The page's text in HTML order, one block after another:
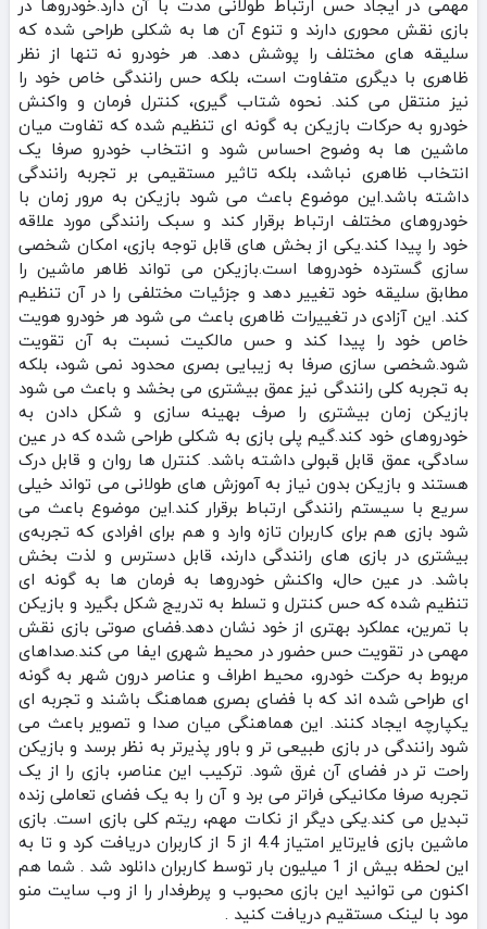
بازی نقش محوری دارند و تنوع آن‌ ها به شکلی طراحی شده که
سلیقه‌ های مختلف را پوشش دهد. هر خودرو نه‌ تنها از نظر
ظاهری با دیگری متفاوت است، بلکه حس رانندگی خاص خود را
نیز منتقل می‌ کند. نحوه‌ شتاب‌ گیری، کنترل فرمان و واکنش
خودرو به حرکات بازیکن به‌ گونه‌ ای تنظیم شده که تفاوت میان
ماشین‌ ها به‌ وضوح احساس شود و انتخاب خودرو صرفا یک
انتخاب ظاهری نباشد، بلکه تاثیر مستقیمی بر تجربه‌ رانندگی
داشته باشد.این موضوع باعث می‌ شود بازیکن به‌ مرور زمان با
خودروهای مختلف ارتباط برقرار کند و سبک رانندگی مورد علاقه‌
خود را پیدا کند.یکی از بخش‌ های قابل‌ توجه بازی، امکان شخصی‌
سازی گسترده‌ خودروها است.بازیکن می‌ تواند ظاهر ماشین را
مطابق سلیقه‌ خود تغییر دهد و جزئیات مختلفی را در آن تنظیم
کند. این آزادی در تغییرات ظاهری باعث می‌ شود هر خودرو هویت
خاص خود را پیدا کند و حس مالکیت نسبت به آن تقویت
شود.شخصی‌ سازی صرفا به زیبایی بصری محدود نمی‌ شود، بلکه
به تجربه‌ کلی رانندگی نیز عمق بیشتری می‌ بخشد و باعث می‌ شود
بازیکن زمان بیشتری را صرف بهینه‌ سازی و شکل‌ دادن به
خودروهای خود کند.گیم‌ پلی بازی به شکلی طراحی شده که در عین
سادگی، عمق قابل قبولی داشته باشد. کنترل‌ ها روان و قابل‌ درک
هستند و بازیکن بدون نیاز به آموزش‌ های طولانی می‌ تواند خیلی
سریع با سیستم رانندگی ارتباط برقرار کند.این موضوع باعث می‌
شود بازی هم برای کاربران تازه‌ وارد و هم برای افرادی که تجربه‌ی
بیشتری در بازی‌ های رانندگی دارند، قابل‌ دسترس و لذت‌ بخش
باشد. در عین حال، واکنش خودروها به فرمان‌ ها به‌ گونه‌ ای
تنظیم شده که حس کنترل و تسلط به‌ تدریج شکل بگیرد و بازیکن
با تمرین، عملکرد بهتری از خود نشان دهد.فضای صوتی بازی نقش
مهمی در تقویت حس حضور در محیط شهری ایفا می‌ کند.صداهای
مربوط به حرکت خودرو، محیط اطراف و عناصر درون شهر به‌ گونه‌
ای طراحی شده‌ اند که با فضای بصری هماهنگ باشند و تجربه‌ ای
یکپارچه ایجاد کنند. این هماهنگی میان صدا و تصویر باعث می‌
شود رانندگی در بازی طبیعی‌ تر و باور پذیرتر به نظر برسد و بازیکن
راحت‌ تر در فضای آن غرق شود. ترکیب این عناصر، بازی را از یک
تجربه‌ صرفا مکانیکی فراتر می‌ برد و آن را به یک فضای تعاملی زنده
تبدیل می‌ کند.یکی دیگر از نکات مهم، ریتم کلی بازی است. بازی
‏‏‏‏‏‏‏‏‏‏‏‏‏ماشین بازی ‏‏‏‏‏‏‏فایرتایر امتیاز 4.4 از 5 از کاربران دریافت کرد و تا به
این لحظه بیش از 1 میلیون بار توسط کاربران دانلود شد . شما هم
اکنون می توانید این بازی محبوب و پرطرفدار را از وب سایت منو
مود با لینک مستقیم دریافت کنید .